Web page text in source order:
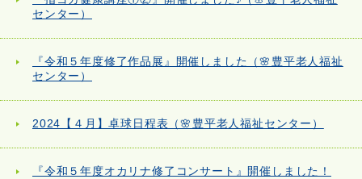
センター）
『令和５年度修了作品展』開催しました（🌸豊平老人福祉
センター）
2024【４月】卓球日程表（🌸豊平老人福祉センター）
『令和５年度オカリナ修了コンサート』開催しました！